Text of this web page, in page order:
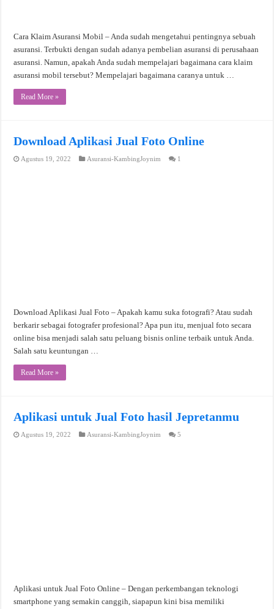
Cara Klaim Asuransi Mobil – Anda sudah mengetahui pentingnya sebuah
asuransi. Terbukti dengan sudah adanya pembelian asuransi di perusahaan
asuransi. Namun, apakah Anda sudah mempelajari bagaimana cara klaim
asuransi mobil tersebut? Mempelajari bagaimana caranya untuk …
Read More »
Download Aplikasi Jual Foto Online
Agustus 19, 2022 Asuransi-KambingJoynim 1
Download Aplikasi Jual Foto – Apakah kamu suka fotografi? Atau sudah
berkarir sebagai fotografer profesional? Apa pun itu, menjual foto secara
online bisa menjadi salah satu peluang bisnis online terbaik untuk Anda.
Salah satu keuntungan …
Read More »
Aplikasi untuk Jual Foto hasil Jepretanmu
Agustus 19, 2022 Asuransi-KambingJoynim 5
Aplikasi untuk Jual Foto Online – Dengan perkembangan teknologi
smartphone yang semakin canggih, siapapun kini bisa memiliki